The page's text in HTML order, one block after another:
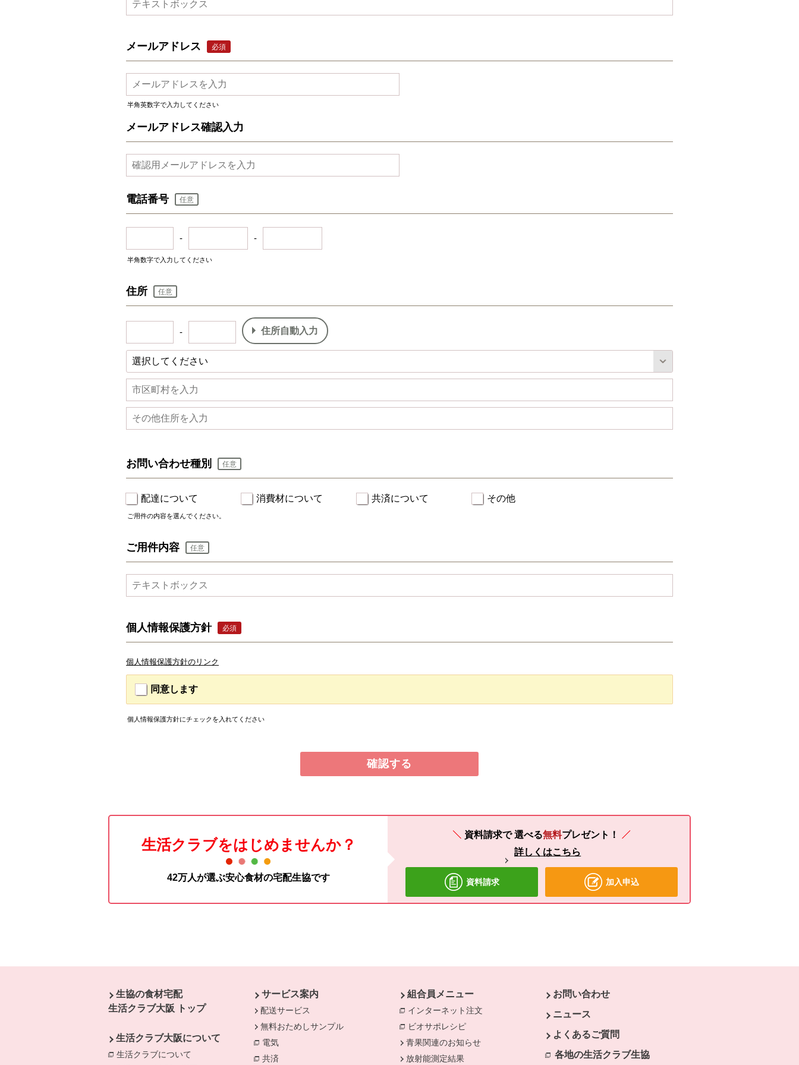
メールアドレス 必須
半角英数字で入力してください
メールアドレス確認入力
電話番号 任意
- -
半角数字で入力してください
住所 任意
- 住所自動入力
お問い合わせ種別 任意
配達について 消費材について 共済について その他
ご用件の内容を選んでください。
ご用件内容 任意
個人情報保護方針 必須
個人情報保護方針のリンク
同意します
個人情報保護方針にチェックを入れてください
生活クラブをはじめませんか？
42万人が選ぶ安心食材の宅配生協です
資料請求で選べる無料プレゼント！
詳しくはこちら
資料請求 加入申込
生協の食材宅配
生活クラブ大阪 トップ
生活クラブ大阪について
生活クラブについて
別のウィンドウで開きます。
サービス案内
配送サービス
無料おためしサンプル
電気
共済
組合員メニュー
インターネット注文 別のウィンドウで開きます。
ビオサポレシピ
青果関連のお知らせ
放射能測定結果
お問い合わせ
ニュース
よくあるご質問
各地の生活クラブ生協